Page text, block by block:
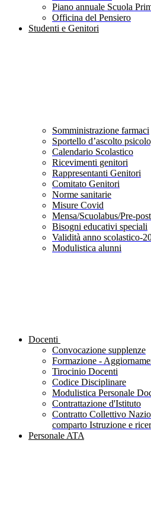
Piano annuale Scuola
Officina del Pensiero
Studenti e Genitori
Somministrazione farmaci
Sportello d’ascolto
Calendario Scolastico
Ricevimenti genitori
Rappresentanti Genitori
Comitato Genitori
Norme sanitarie
Misure Covid
Mensa/Scuolabus/Pre-
Bisogni educativi speciali
Validità anno scolastico-
Modulistica alunni
Docenti
Convocazione supplenze
Formazione -
Tirocinio Docenti
Codice Disciplinare
Modulistica Personale
Contrattazione d'Istituto
Contratto Collettivo
comparto Istruzione e
Personale ATA